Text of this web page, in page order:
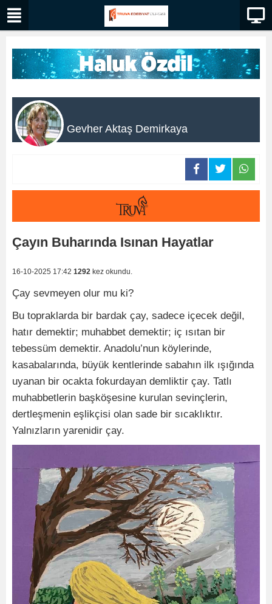
Gevher Aktaş Demirkaya
Çayın Buharında Isınan Hayatlar
16-10-2025 17:42 1292 kez okundu.
Çay sevmeyen olur mu ki?
Bu topraklarda bir bardak çay, sadece içecek değil,
hatır demektir; muhabbet demektir; iç ısıtan bir
tebessüm demektir. Anadolu’nun köylerinde,
kasabalarında, büyük kentlerinde sabahın ilk ışığında
uyanan bir ocakta fokurdayan demliktir çay. Tatlı
muhabbetlerin başköşesine kurulan sevinçlerin,
dertleşmenin eşlikçisi olan sade bir sıcaklıktır.
Yalnızların yarenidir çay.